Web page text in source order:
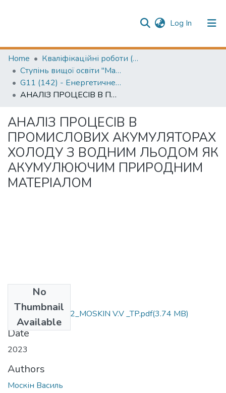
Log In (current)
Communities & Collections
All of Repository
Publication information
Home
Кваліфікаційні роботи (Graduation projects)
Ступінь вищої освіти "Магістр" (Higher education degree "Master")
G11 (142) - Енергетичне машинобудування
АНАЛІЗ ПРОЦЕСІВ В ПРОМИСЛОВИХ АКУМУЛЯТОРАХ ХОЛОДУ З ВОДНИМ ЛЬОДОМ ЯК АКУМУЛЮЮЧИМ ПРИРОДНИМ МАТЕРІАЛОМ
АНАЛІЗ ПРОЦЕСІВ В
ПРОМИСЛОВИХ АКУМУЛЯТОРАХ
ХОЛОДУ З ВОДНИМ ЛЬОДОМ ЯК
АКУМУЛЮЮЧИМ ПРИРОДНИМ
МАТЕРІАЛОМ
No
Thumbnail
Available
ONTU_QWM_142_MOSKIN V.V _TP.pdf(3.74 MB)
Date
2023
Authors
Москін Василь